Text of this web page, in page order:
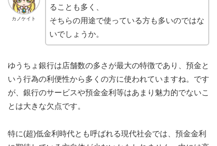
カノケイト
ることも多く、
そちらの用途で使っている方も多いのではな
いでしょうか。
ゆうちょ銀行は店舗数の多さが最大の特徴であり、預金と
いう行為の利便性から多くの方に使われていますね。です
が、銀行のサービスや預金金利等はあまり魅力的でないこ
とは大きな欠点です。
特に(超)低金利時代とも呼ばれる現代社会では、預金金利